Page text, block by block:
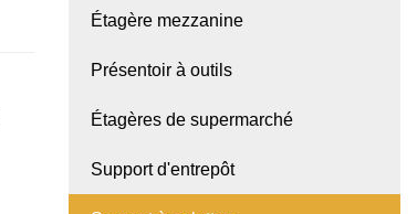
Étagère mezzanine
Présentoir à outils
Étagères de supermarché
Support d'entrepôt